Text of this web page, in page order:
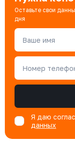
Оставьте свои
дня
Ваше имя
Номер
Я даю
данных